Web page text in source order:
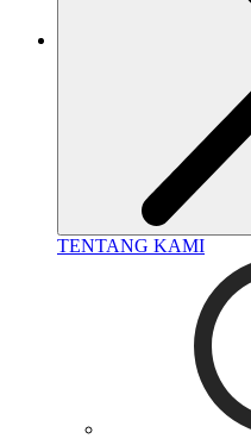
TENTANG KAMI